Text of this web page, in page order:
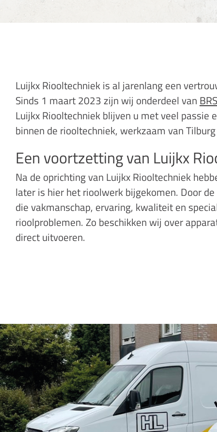
Luijkx Riooltechniek is al jarenlang een
Sinds 1 maart 2023 zijn wij onderdeel van
Luijkx Riooltechniek blijven u met veel passie
binnen de riooltechniek, werkzaam van
Een voortzetting van Luijkx
Na de oprichting van Luijkx Riooltechniek
later is hier het rioolwerk bijgekomen. Door
die vakmanschap, ervaring, kwaliteit en
rioolproblemen. Zo beschikken wij over
direct uitvoeren.